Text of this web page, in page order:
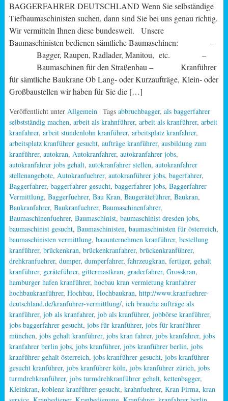
BAGGERFAHRER DEUTSCHLAND Wenn Sie selbständige
Tiefbaumaschinisten suchen, dann sind Sie bei uns genau richtig.
Wir vermitteln Ihnen diese bundesweit. Unsere
Baumaschinisten bedienen sämtliche Baumaschinen: –
Bagger, Raupen, Radlader, Manitou, etc. –
Baumaschinen für den Straßenbau – Kranführer
für sämtliche Baukrane Ob Lang- oder Kurzaufträge, Klein- oder
Großbaustellen wir haben für Sie die […]
Veröffentlicht unter Allgemein | Tags abbruchbagger, als baggerfahrer
selbstständig machen, arbeit als krahnführer, arbeit als kranführer, arbeit
kranfahrer, arbeit stundenlohn kranführer, arbeitsplatz kranfahrer,
arbeitsplatz kranführer gesucht, aufträge kranführer, ausbildung zum
kranführer, autokran, Autokranfahrer, autokranfahrer jobs,
autokranfahrer jobs gehalt, autokranfahrer stellen, autokranfahrer
stellenangebote, Autokranfuehrer, autokranführer jobs, bagerfahrer,
Baggerfahrer, baggerfahrer gesucht, baggerfahrer jobs, Baggerfahrer
Vermittlung, Baggerfuehrer, Bau Kran, Baugeräteführer, Baukran,
Baukranfahrer, Baukranfuehrer, Baumaschinenfahrer,
Baumaschinenfuehrer, Baumaschinist, baumaschinist dresden jobs,
baumaschinist gesucht, Baumaschinisten, baumaschinisten für österreich,
baumaschinisten vermittlung, bauunternehmen kranführer, bestellung
kranführer, brückenkran, brückenkranfahrer, brückenkranführer,
drehkranfuehrer, dumper, dumperfahrer, fahrzeugkran, fertiger, gehalt
kranführer, geräteführer, gittermastkran, graderfahrer, Grosskran,
hamburger hafen kranführer, hocbau kran vermietung kranfahrer
hochbaukranführer, Hochbau, Hochbaukran, http://www.kranfuehrer-
deutschland.de/kranfuhrer-vermittlung/, ich brauche aufträge als
kranführer, job als kranfahrer, job als kranführer, jobbörse kranführer,
jobs baggerfahrer gesucht, jobs für kranführer, jobs für kranführer
münchen, jobs gehalt kranführer, jobs kran fahrer, jobs kranfahrer, jobs
kranfahrer berlin jobs, jobs kranführer, jobs kranführer berlin, jobs
kranführer gehalt österreich, jobs kranführer gesucht, jobs kranführer
gesucht kranführer, jobs kranführer köln, jobs kranführer zürich, jobs
turmdrehkranführer, jobs turmdrehkranführer gehalt, kettenbagger,
Kleinkran, koblenz kranführer gesucht, krahnfuehrer, Kran Firma, kran